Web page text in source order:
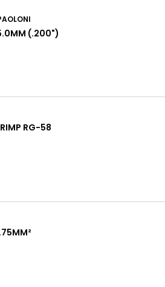
5.0MM (.200")
RG-58